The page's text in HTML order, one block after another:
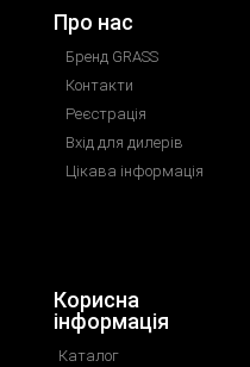
Про нас
Бренд GRASS
Контакти
Реєстрація
Вхід для дилерів
Цікава інформація
Корисна
інформація
Каталог